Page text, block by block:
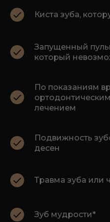
Киста зуба,
Запущенный
который
По показаниям
лечением
Подвижность
десен
Травма зуба или
Зуб мудрости*